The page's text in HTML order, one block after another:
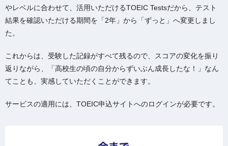
やレベルに合わせて、活用いただけるTOEIC Testsだから、テスト
結果を確認いただける期間を「2年」から「ずっと」へ変更しまし
た。
これからは、受験した記録がすべて残るので、スコアの変化を振り
返りながら、「高校生の頃の自分からずいぶん成長したな！」なん
てことも、実感していただくことができます。
サービスの適用には、TOEIC申込サイトへのログインが必要です。